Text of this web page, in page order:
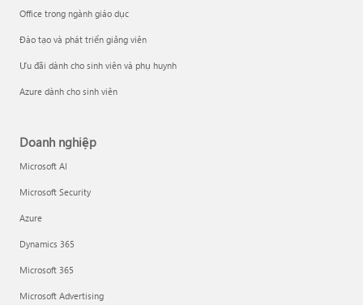
Office trong ngành giáo dục
Đào tạo và phát triển giảng viên
Ưu đãi dành cho sinh viên và phụ huynh
Azure dành cho sinh viên
Doanh nghiệp
Microsoft AI
Microsoft Security
Azure
Dynamics 365
Microsoft 365
Microsoft Advertising